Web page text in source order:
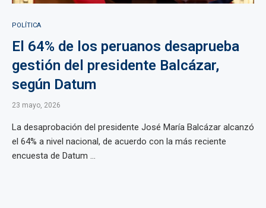
POLÍTICA
El 64% de los peruanos desaprueba
gestión del presidente Balcázar,
según Datum
23 mayo, 2026
La desaprobación del presidente José María Balcázar alcanzó
el 64% a nivel nacional, de acuerdo con la más reciente
encuesta de Datum ...